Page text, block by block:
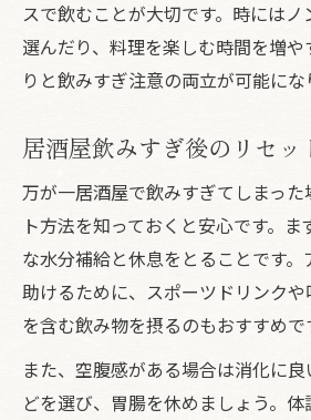
スで飲むことが大切です。時には
選んだり、料理を楽しむ時間を増
りと飲みすぎ注意の両立が可能にな
居酒屋飲みすぎ後のリセッ
万が一居酒屋で飲みすぎてしまっ
ト方法を知っておくと安心です。
な水分補給と休息をとることです
助けるために、スポーツドリンク
を含む飲み物を摂るのもおすすめで
また、空腹感がある場合は消化に
どを選び、胃腸を休めましょう。